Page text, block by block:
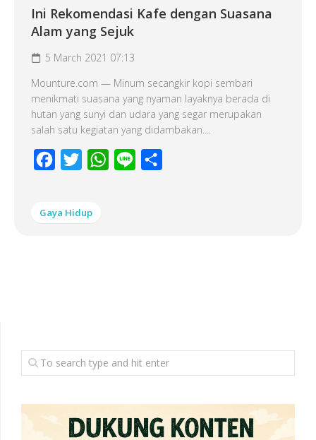
Ini Rekomendasi Kafe dengan Suasana
Alam yang Sejuk
5 March 2021 07:13
Mounture.com — Minum secangkir kopi sembari
menikmati suasana yang nyaman layaknya berada di
hutan yang sunyi dan udara yang segar merupakan
salah satu kegiatan yang didambakan....
Facebook
Twitter WhatsApp
Line
Gaya Hidup